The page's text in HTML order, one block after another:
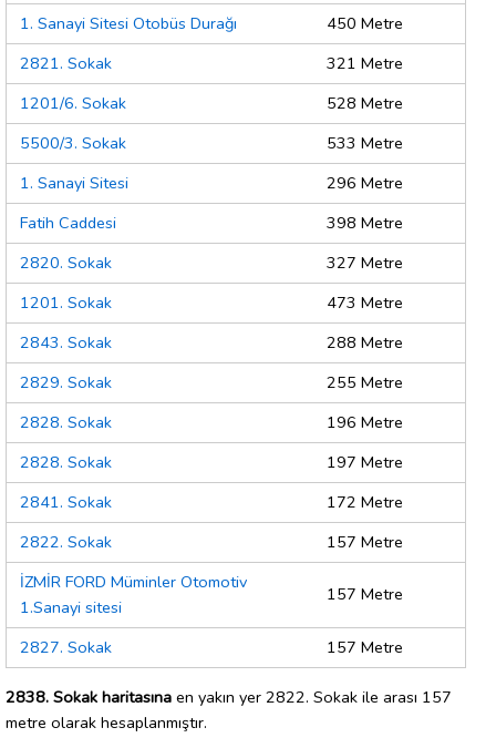
1. Sanayi Sitesi Otobüs Durağı
450 Metre
2821. Sokak
321 Metre
1201/6. Sokak
528 Metre
5500/3. Sokak
533 Metre
1. Sanayi Sitesi
296 Metre
Fatih Caddesi
398 Metre
2820. Sokak
327 Metre
1201. Sokak
473 Metre
2843. Sokak
288 Metre
2829. Sokak
255 Metre
2828. Sokak
196 Metre
2828. Sokak
197 Metre
2841. Sokak
172 Metre
2822. Sokak
157 Metre
İZMİR FORD Müminler Otomotiv
1.Sanayi sitesi
157 Metre
2827. Sokak 157 Metre
2838. Sokak haritasına en yakın yer 2822. Sokak ile arası 157
metre olarak hesaplanmıştır.